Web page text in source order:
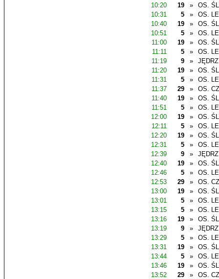
10:20
19 »
OS.
10:31
5 »
OS.
10:40
19 »
OS.
10:51
5 »
OS.
11:00
19 »
OS.
11:11
5 »
OS.
11:19
9 »
11:20
19 »
OS.
11:31
5 »
OS.
11:37
29 »
OS.
11:40
19 »
OS.
11:51
5 »
OS.
12:00
19 »
OS.
12:11
5 »
OS.
12:20
19 »
OS.
12:31
5 »
OS.
12:39
9 »
12:40
19 »
OS.
12:46
5 »
OS.
12:53
29 »
OS.
13:00
19 »
OS.
13:01
5 »
OS.
13:15
5 »
OS.
13:16
19 »
OS.
13:19
9 »
13:29
5 »
OS.
13:31
19 »
OS.
13:44
5 »
OS.
13:46
19 »
OS.
13:52
29 »
OS.